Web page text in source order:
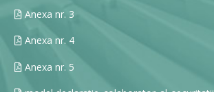
Anexa nr. 3
Anexa nr. 4
Anexa nr. 5